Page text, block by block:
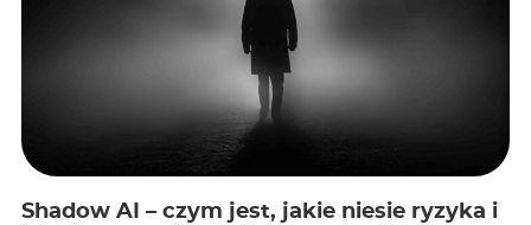
Shadow AI – czym jest, jakie niesie ryzyka i